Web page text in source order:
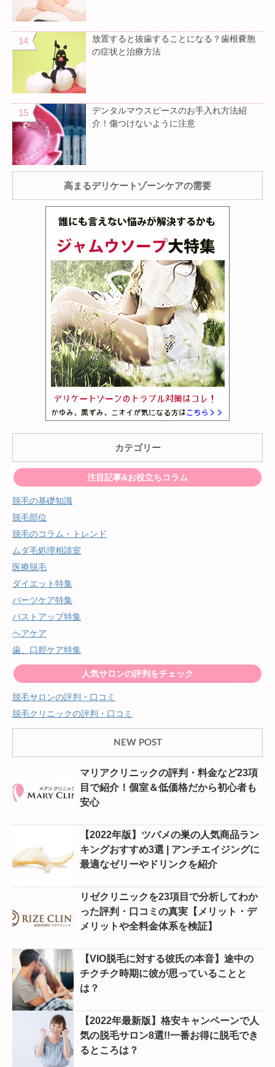
放置すると抜歯することになる？歯根嚢胞
の症状と治療方法
デンタルマウスピースのお手入れ方法紹
介！傷つけないように注意
高まるデリケートゾーンケアの需要
カテゴリー
注目記事&お役立ちコラム
脱毛の基礎知識
脱毛部位
脱毛のコラム・トレンド
ムダ毛処理相談室
医療脱毛
ダイエット特集
パーツケア特集
バストアップ特集
ヘアケア
歯、口腔ケア特集
人気サロンの評判をチェック
脱毛サロンの評判・口コミ
脱毛クリニックの評判・口コミ
NEW POST
マリアクリニックの評判・料金など23項
目で紹介！個室＆低価格だから初心者も
安心
【2022年版】ツバメの巣の人気商品ラン
キングおすすめ3選 | アンチエイジングに
最適なゼリーやドリンクを紹介
リゼクリニックを23項目で分析してわか
った評判・口コミの真実【メリット・デ
メリットや全料金体系を検証】
【VIO脱毛に対する彼氏の本音】途中の
チクチク時期に彼が思っていることと
は？
【2022年最新版】格安キャンペーンで人
気の脱毛サロン8選!!一番お得に脱毛でき
るところは？